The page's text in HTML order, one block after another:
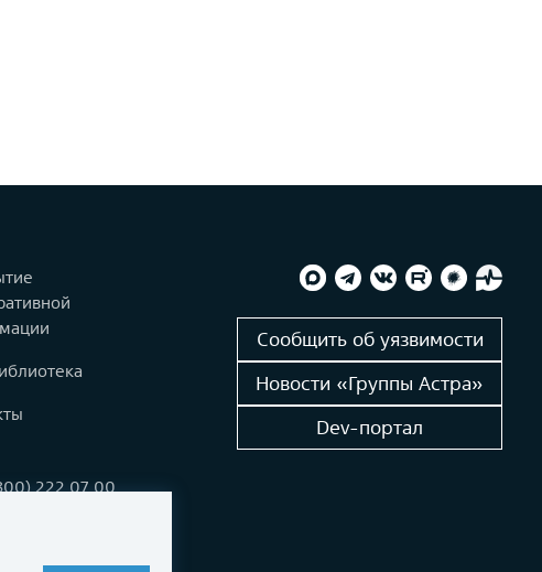
222 07 00
Сообщить об уязвимости
Новости «Группы Астра»
Dev-портал